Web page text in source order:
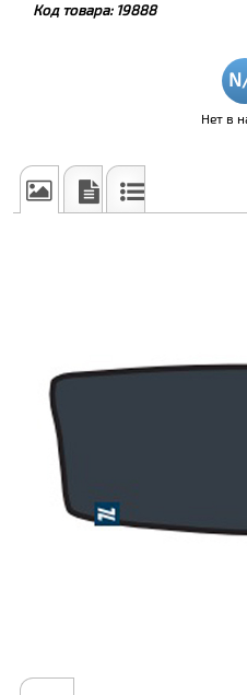
Код товара: 19888
Нет в